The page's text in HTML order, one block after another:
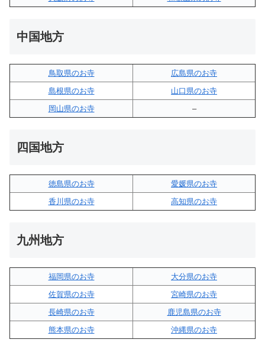
中国地方
鳥取県のお寺
広島県のお寺
島根県のお寺
山口県のお寺
岡山県のお寺
–
四国地方
徳島県のお寺
愛媛県のお寺
香川県のお寺
高知県のお寺
九州地方
福岡県のお寺
大分県のお寺
佐賀県のお寺
宮崎県のお寺
長崎県のお寺
鹿児島県のお寺
熊本県のお寺
沖縄県のお寺